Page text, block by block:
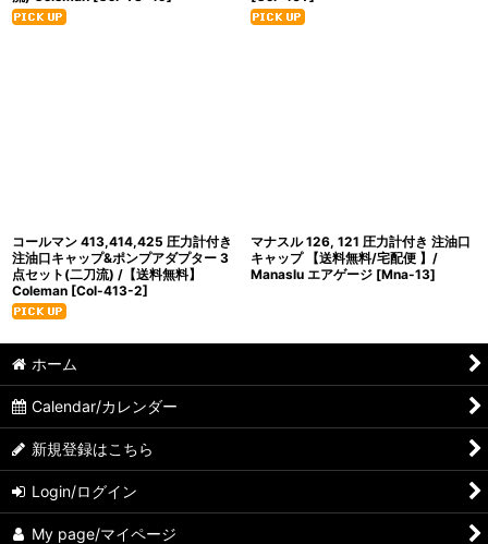
コールマン 413,414,425 圧力計付き
注油口キャップ&ポンプアダプター 3
点セット(二刀流) /【送料無料】
Coleman [Col-413-2]
マナスル 126, 121 圧力計付き 注油口
キャップ 【送料無料/宅配便 】/
Manaslu エアゲージ [Mna-13]
ホーム
Calendar/カレンダー
新規登録はこちら
Login/ログイン
My page/マイページ